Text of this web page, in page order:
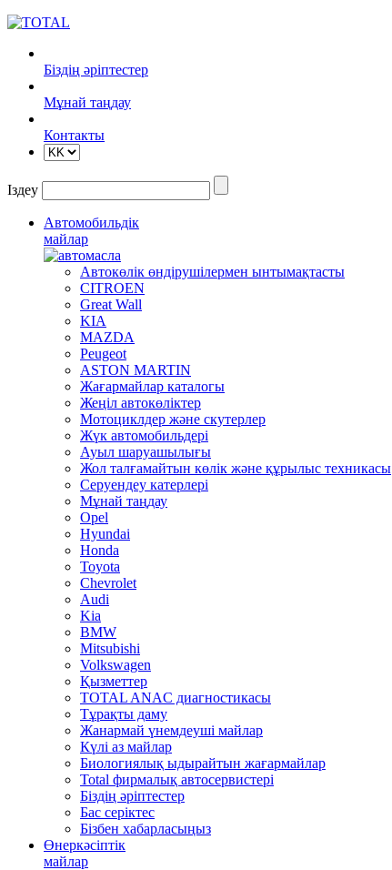
Біздің әріптестер
Mұнай таңдау
Контакты
Іздеу
Автомобильдік
майлар
Автокөлік өндірушілермен ынтымақтасты
CITROEN
Great Wall
KIA
MAZDA
Peugeot
ASTON MARTIN
Жағармайлар каталогы
Жеңіл автокөліктер
Мотоциклдер және скутерлер
Жүк автомобильдері
Ауыл шаруашылығы
Жол талғамайтын көлік және құрылыс техникасы
Серуендеу катерлері
Mұнай таңдау
Opel
Hyundai
Honda
Toyota
Chevrolet
Audi
Kia
BMW
Mitsubishi
Volkswagen
Қызметтер
TOTAL ANAC диагностикасы
Тұрақты даму
Жанармай үнемдеуші майлар
Күлі аз майлар
Биологиялық ыдырайтын жағармайлар
Total фирмалық автосервистері
Біздің әріптестер
Бас серіктес
Бізбен хабарласыңыз
Өнеркәсіптік
майлар